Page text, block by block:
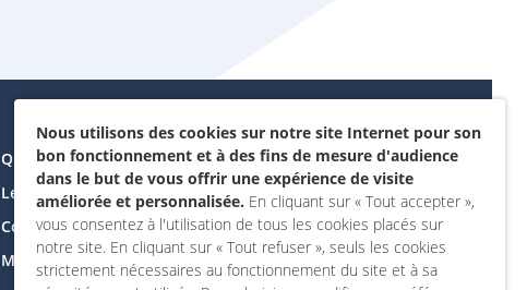
Qui sommes-nous ?
Le projet
Contactez-nous
Mon compte
Données personnelles et
cookies
Accessibilité : non
conforme
Mentions légales
Nous utilisons des cookies sur notre site Internet pour son
bon fonctionnement et à des fins de mesure d'audience
dans le but de vous offrir une expérience de visite
améliorée et personnalisée. En cliquant sur « Tout accepter »,
vous consentez à l'utilisation de tous les cookies placés sur
notre site. En cliquant sur « Tout refuser », seuls les cookies
strictement nécessaires au fonctionnement du site et à sa